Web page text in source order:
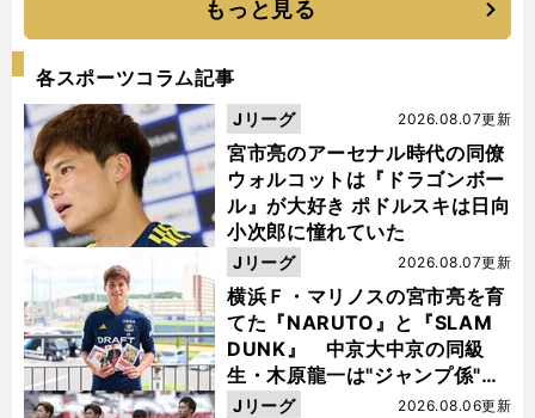
もっと見る
各スポーツコラム記事
宮市亮のアーセナル時代の同僚
ウォルコットは『ドラゴンボー
ル』が大好き ポドルスキは日向
小次郎に憧れていた
2026.08.07更新
Jリーグ
横浜Ｆ・マリノスの宮市亮を育
てた『NARUTO』と『SLAM
DUNK』 中京大中京の同級
生・木原龍一は"ジャンプ係"だ
った
2026.08.07更新
Jリーグ
2026.08.06更新
Jリーグ